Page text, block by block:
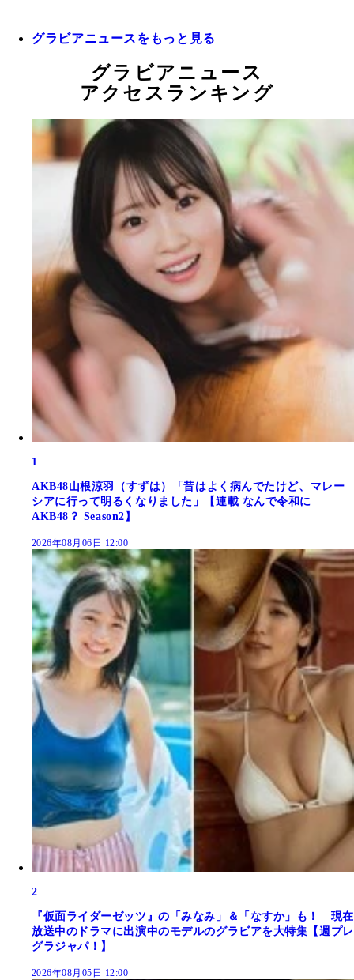
グラビアニュースをもっと見る
グラビアニュース
アクセスランキング
1
AKB48山根涼羽（すずは）「昔はよく病んでたけど、マレー
シアに行って明るくなりました」【連載 なんで令和に
AKB48？ Season2】
2026年08月06日 12:00
2
『仮面ライダーゼッツ』の「みなみ」＆「なすか」も！ 現在
放送中のドラマに出演中のモデルのグラビアを大特集【週プレ
グラジャパ！】
2026年08月05日 12:00